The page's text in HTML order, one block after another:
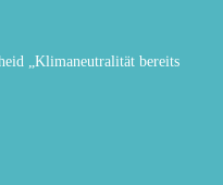
„Klimaneutralität bereits